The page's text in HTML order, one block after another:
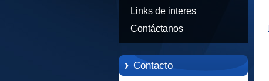
Links de interes
Contáctanos
Contacto